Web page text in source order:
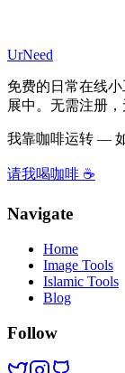
UrNeed
免费的日常在线
展中。无需注册
我靠咖啡运转 —
请我喝咖啡 ☕
Navigate
Home
Image Tools
Islamic Tools
Blog
Follow